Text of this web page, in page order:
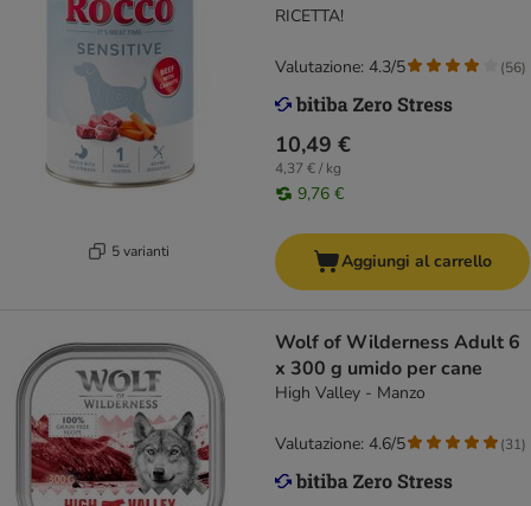
5 varianti
RICETTA!
10,49 €
4,37 € / kg
9,76 €
Valutazione: 4.3/5 (56)
Aggiungi al carrello
Wolf of Wilderness Adult 6
x 300 g umido per cane
High Valley - Manzo
Valutazione: 4.6/5 (31)